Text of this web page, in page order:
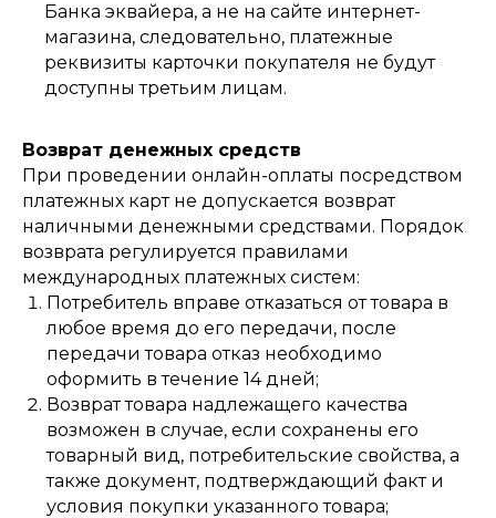
Банка эквайера, а не на сайте интернет-
магазина, следовательно, платежные
реквизиты карточки покупателя не будут
доступны третьим лицам.
Возврат денежных средств
При проведении онлайн-оплаты посредством
платежных карт не допускается возврат
наличными денежными средствами. Порядок
возврата регулируется правилами
международных платежных систем:
Потребитель вправе отказаться от товара в
любое время до его передачи, после
передачи товара отказ необходимо
оформить в течение 14 дней;
Возврат товара надлежащего качества
возможен в случае, если сохранены его
товарный вид, потребительские свойства, а
также документ, подтверждающий факт и
условия покупки указанного товара;